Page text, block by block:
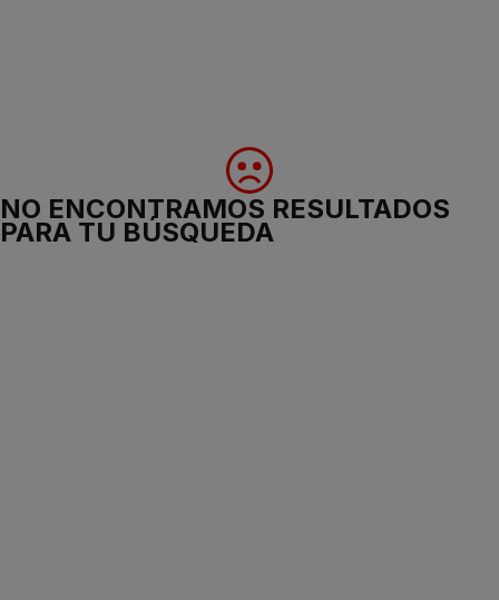
NO ENCONTRAMOS RESULTADOS
PARA TU BÚSQUEDA